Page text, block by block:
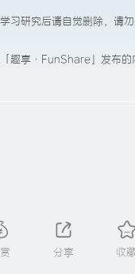
习研究后请自觉删除，请
趣享·FunShare」发布的
分享 收